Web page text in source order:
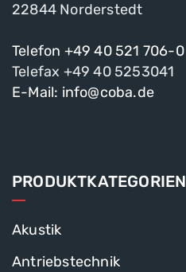
22844 Norderstedt
Telefon +49 40 521 706-0
Telefax +49 40 5253041
E-Mail: info@coba.de
PRODUKTKATEGORIEN
Akustik
Antriebstechnik